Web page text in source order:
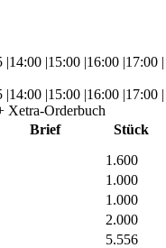
|14:00 |15:00 |16:00 |17:00 |
|14:00 |15:00 |16:00 |17:00 |
Xetra-Orderbuch
Brief
Stück
1.600
1.000
1.000
2.000
5.556